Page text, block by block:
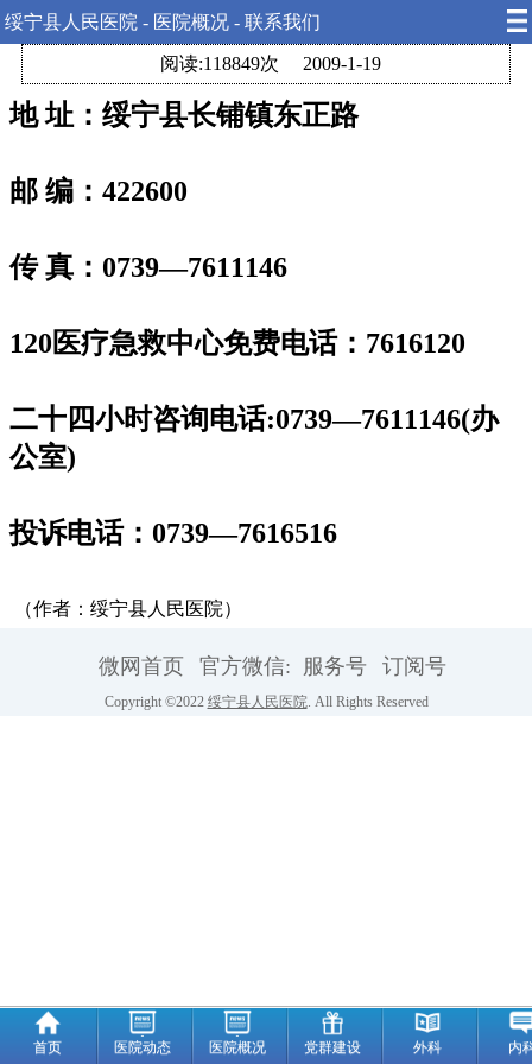
绥宁县人民医院 - 医院概况 - 联系我们
阅读:118849次 2009-1-19
地 址：绥宁县长铺镇东正路
邮 编： 422600
传 真： 0739—7611146
120医疗急救中心免费电话： 7616120
二十四小时咨询电话:0739—7611146(办
公室)
投诉电话： 0739—7616516
（作者：绥宁县人民医院）
微网首页 官方微信: 服务号 订阅号
Copyright ©2022 绥宁县人民医院. All Rights Reserved
首页 医院动态 医院概况 党群建设 外科 内